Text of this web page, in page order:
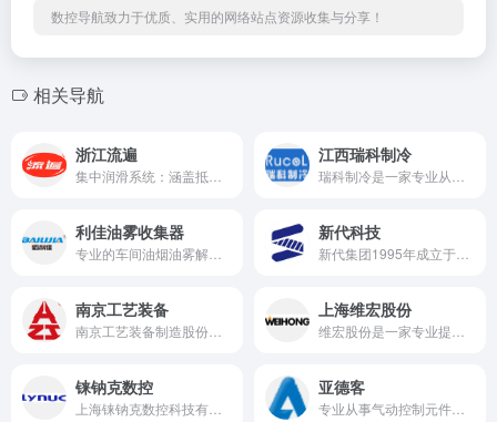
数控导航致力于优质、实用的网络站点资源收集与分享！
相关导航
浙江流遍 江西瑞科制冷
利佳油雾收集器 新代科技
南京工艺装备 上海维宏股份
铼钠克数控 亚德客